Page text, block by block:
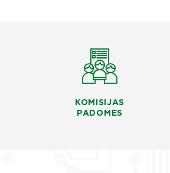
KOMISIJAS
PADOMES